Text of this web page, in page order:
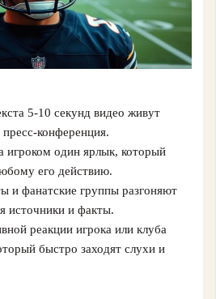
5-10 секунд видео живут
конференция.
игроком один ярлык, который
его действию.
и фанатские группы разгоняют
источники и факты.
реакции игрока или клуба
быстро заходят слухи и